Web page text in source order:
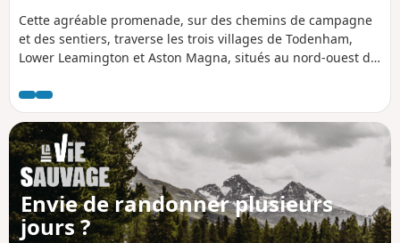
Cette agréable promenade, sur des chemins de campagne
et des sentiers, traverse les trois villages de Todenham,
Lower Leamington et Aston Magna, situés au nord-ouest de
de nombreux points d'intérêt.
Envie de randonner plusieurs
jours ?